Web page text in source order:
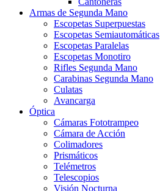
Armas de Segunda Mano
Escopetas Superpuestas
Escopetas Semiautomáticas
Escopetas Paralelas
Escopetas Monotiro
Rifles Segunda Mano
Carabinas Segunda Mano
Culatas
Avancarga
Óptica
Cámaras Fototrampeo
Cámara de Acción
Colimadores
Prismáticos
Telémetros
Telescopios
Visión Nocturna